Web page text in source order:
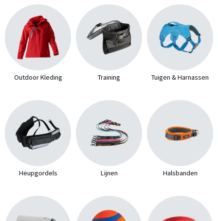
Outdoor Kleding Training Tuigen & Harnassen
Heupgordels Lijnen Halsbanden